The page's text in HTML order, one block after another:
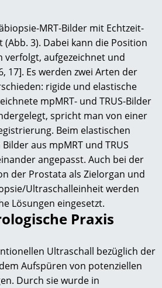
MRT-Bilder mit Echtzeit-
(Abb. 3). Dabei kann die Position
verfolgt, aufgezeichnet und
17]. Es werden zwei Arten der
rigide und elastische
mpMRT- und TRUS-Bilder
spricht man von einer
Beim elastischen
aus mpMRT und TRUS
angepasst. Auch bei der
der Prostata als Zielorgan und
Ultraschalleinheit werden
Lösungen eingesetzt.
Praxis
Ultraschall bezüglich der
Aufspüren von potenziellen
Durch sie wurde in